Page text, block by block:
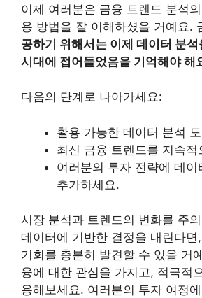
이제 여러분은 금융 트렌드 분석
용 방법을 잘 이해하셨을 거예요.
공하기 위해서는 이제 데이터 분
시대에 접어들었음을 기억해야 해
다음의 단계로 나아가세요:
활용 가능한 데이터 분석
최신 금융 트렌드를 지속적
여러분의 투자 전략에 데이
추가하세요.
시장 분석과 트렌드의 변화를 주
데이터에 기반한 결정을 내린다
기회를 충분히 발견할 수 있을 거
융에 대한 관심을 가지고, 적극적
용해보세요. 여러분의 투자 여정